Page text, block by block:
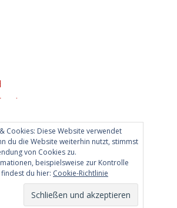
Cookies: Diese Website verwendet
du die Website weiterhin nutzt, stimmst
von Cookies zu.
beispielsweise zur Kontrolle
du hier: Cookie-Richtlinie